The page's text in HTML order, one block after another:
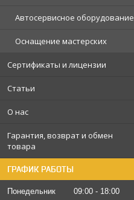
Автосервисное оборудование
Оснащение мастерских
Сертификаты и лицензии
Статьи
О нас
Гарантия, возврат и обмен
товара
ГРАФИК РАБОТЫ
Понедельник 09:00
18:00